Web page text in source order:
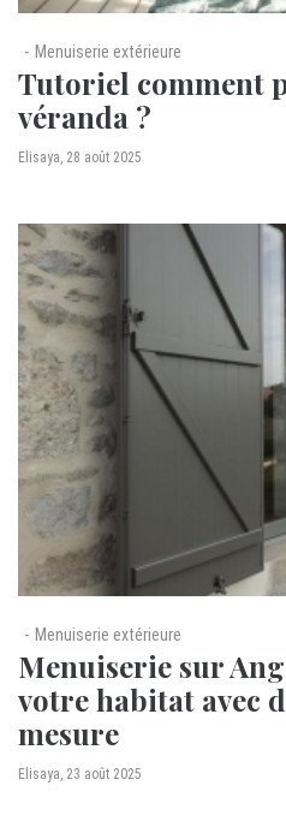
Menuiserie extérieure
Tutoriel comment
véranda ?
byElisaya 28 août 2025
Menuiserie extérieure
Menuiserie sur
votre habitat avec
mesure
by
Elisaya 23 août 2025